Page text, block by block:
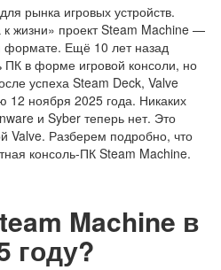
рынка игровых устройств.
к жизни» проект Steam Machine —
Ещё 10 лет назад
ПК в форме игровой консоли, но
успеха Steam Deck, Valve
12 ноября 2025 года. Никаких
и Syber теперь нет. Это
Valve. Разберем подробно, что
консоль-ПК Steam Machine.
Machine в
году?